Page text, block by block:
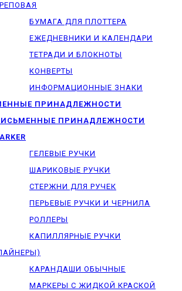
БУМАГА ДЛЯ ПЛОТТЕРА
ЕЖЕДНЕВНИКИ И КАЛЕНДАРИ
ТЕТРАДИ И БЛОКНОТЫ
КОНВЕРТЫ
ИНФОРМАЦИОННЫЕ ЗНАКИ
ПРИНАДЛЕЖНОСТИ
ПРИНАДЛЕЖНОСТИ
ГЕЛЕВЫЕ РУЧКИ
ШАРИКОВЫЕ РУЧКИ
СТЕРЖНИ ДЛЯ РУЧЕК
ПЕРЬЕВЫЕ РУЧКИ И ЧЕРНИЛА
РОЛЛЕРЫ
КАПИЛЛЯРНЫЕ РУЧКИ
КАРАНДАШИ ОБЫЧНЫЕ
МАРКЕРЫ C ЖИДКОЙ КРАСКОЙ